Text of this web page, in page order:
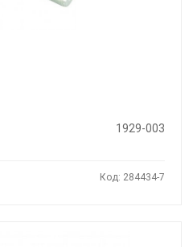
1929-003
Код: 284434-7